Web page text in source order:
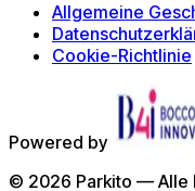
Allgemeine
Cookie-Richtlinie
Powered by
© 2026 Parkito — Alle